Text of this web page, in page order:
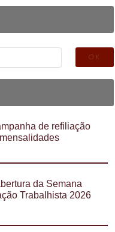
de refiliação
da Semana
Trabalhista 2026